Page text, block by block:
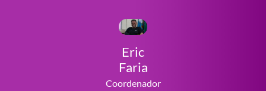
Eric
Faria
Coordenador